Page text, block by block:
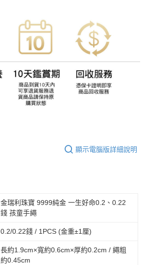
顯示電腦版詳細說明
金瑞利珠寶 9999純金 一生好命0.2、0.22
錢 孩童手繩
0.2/0.22錢 / 1PCS (金重±1厘)
長約1.9cm×寬約0.6cm×厚約0.2cm / 繩粗
約0.45cm